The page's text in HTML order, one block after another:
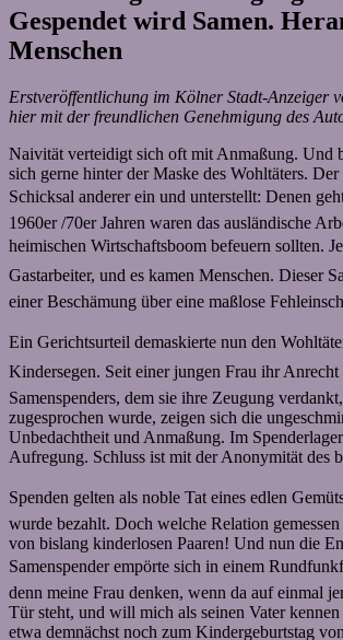
Gespendet wird Samen.
Menschen
Erstveröffentlichung im Kölner Stadt-Anzeiger
hier mit der freundlichen Genehmigung des
Naivität verteidigt sich oft mit Anmaßung. Und
sich gerne hinter der Maske des Wohltäters.
Schicksal anderer ein und unterstellt: Denen
1960er /70er Jahren waren das ausländische
heimischen Wirtschaftsboom befeuern sollten.
Gastarbeiter, und es kamen Menschen. Dieser
einer Beschämung über eine maßlose
Ein Gerichtsurteil demaskierte nun den
Kindersegen. Seit einer jungen Frau ihr
Samenspenders, dem sie ihre Zeugung
zugesprochen wurde, zeigen sich die
Unbedachtheit und Anmaßung. Im
Aufregung. Schluss ist mit der Anonymität des
Spenden gelten als noble Tat eines edlen
wurde bezahlt. Doch welche Relation
von bislang kinderlosen Paaren! Und nun die
Samenspender empörte sich in einem
denn meine Frau denken, wenn da auf einmal
Tür steht, und will mich als seinen Vater
etwa demnächst noch zum Kindergeburtstag